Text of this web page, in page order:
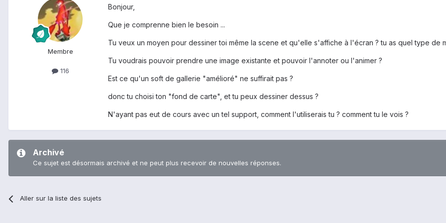
Membre
116
Bonjour,
Que je comprenne bien le besoin ...
Tu veux un moyen pour dessiner toi même la scene et qu'elle s'affiche à l'écran ? tu as quel type de
Tu voudrais pouvoir prendre une image existante et pouvoir l'annoter ou l'animer ?
Est ce qu'un soft de gallerie "amélioré" ne suffirait pas ?
donc tu choisi ton "fond de carte", et tu peux dessiner dessus ?
N'ayant pas eut de cours avec un tel support, comment l'utiliserais tu ? comment tu le vois ?
Archivé
Ce sujet est désormais archivé et ne peut plus recevoir de nouvelles réponses.
Aller sur la liste des sujets